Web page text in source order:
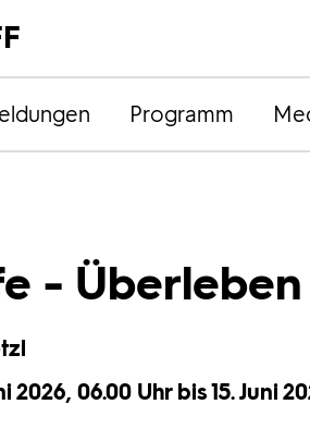
Programm
-
2026, 06.00 Uhr bis 15. Juni